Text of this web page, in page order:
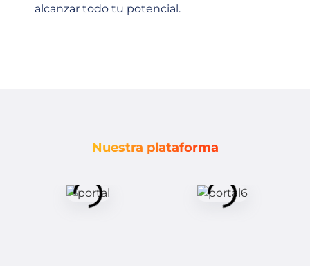
alcanzar todo tu potencial.
Nuestra plataforma